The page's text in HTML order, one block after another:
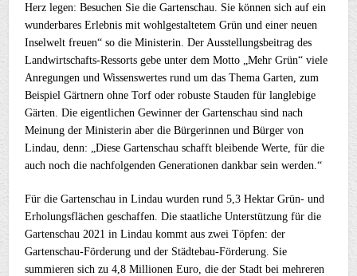
Herz legen: Besuchen Sie die Gartenschau. Sie können sich auf ein
wunderbares Erlebnis mit wohlgestaltetem Grün und einer neuen
Inselwelt freuen“ so die Ministerin. Der Ausstellungsbeitrag des
Landwirtschafts-Ressorts gebe unter dem Motto „Mehr Grün“ viele
Anregungen und Wissenswertes rund um das Thema Garten, zum
Beispiel Gärtnern ohne Torf oder robuste Stauden für langlebige
Gärten. Die eigentlichen Gewinner der Gartenschau sind nach
Meinung der Ministerin aber die Bürgerinnen und Bürger von
Lindau, denn: „Diese Gartenschau schafft bleibende Werte, für die
auch noch die nachfolgenden Generationen dankbar sein werden.“
Für die Gartenschau in Lindau wurden rund 5,3 Hektar Grün- und
Erholungsflächen geschaffen. Die staatliche Unterstützung für die
Gartenschau 2021 in Lindau kommt aus zwei Töpfen: der
Gartenschau-Förderung und der Städtebau-Förderung. Sie
summieren sich zu 4,8 Millionen Euro, die der Stadt bei mehreren